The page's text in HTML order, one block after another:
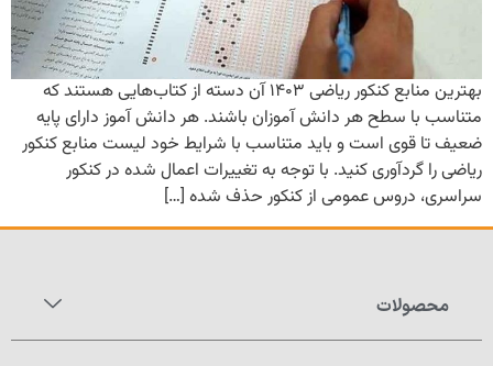
بهترین منابع کنکور ریاضی ۱۴۰۳ آن دسته از کتاب‌هایی هستند که
متناسب با سطح هر دانش آموزان باشند. هر دانش آموز دارای پایه
ضعیف تا قوی است و باید متناسب با شرایط خود لیست منابع کنکور
ریاضی را گردآوری کنید. با توجه به تغییرات اعمال شده در کنکور
سراسری، دروس عمومی از کنکور حذف شده […]
محصولات